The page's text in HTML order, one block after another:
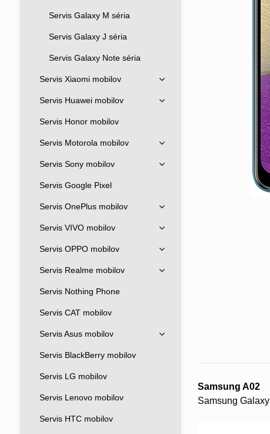
Samsung A02
Samsung
Servis Galaxy M séria
Servis Galaxy J séria
Servis Galaxy Note séria
Servis Xiaomi mobilov
Servis Huawei mobilov
Servis Honor mobilov
Servis Motorola mobilov
Servis Sony mobilov
Servis Google Pixel
Servis OnePlus mobilov
Servis VIVO mobilov
Servis OPPO mobilov
Servis Realme mobilov
Servis Nothing Phone
Servis CAT mobilov
Servis Asus mobilov
Servis BlackBerry mobilov
Servis LG mobilov
Servis Lenovo mobilov
Servis HTC mobilov